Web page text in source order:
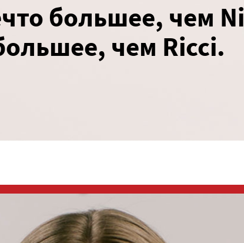
большее, чем
чем Ricci.